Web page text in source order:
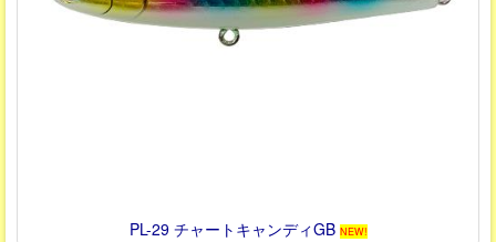
PL-29 チャートキャンディGB NEW!